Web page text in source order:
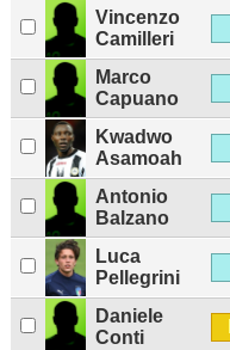
Vincenzo
Camilleri
Marco
Capuano
Kwadwo
Asamoah
Antonio
Balzano
Luca
Pellegrini
Daniele
Conti